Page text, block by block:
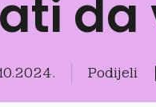
da
Podijeli